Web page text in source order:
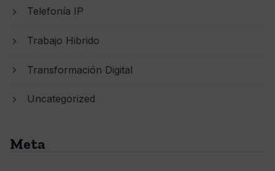
Telefonía IP
Trabajo Hibrido
Transformación Digital
Uncategorized
Meta